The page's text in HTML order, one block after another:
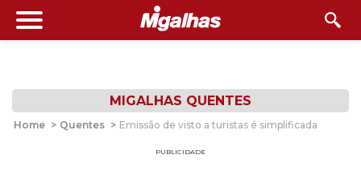
MIGALHAS QUENTES
Home > Quentes > Emissão de visto a turistas é simplificada
PUBLICIDADE